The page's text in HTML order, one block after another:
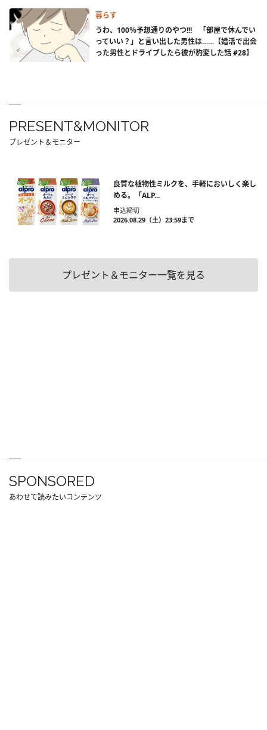
暮らす
うわ、100％予想通りのやつ!!! 「部屋で休んでい
っていい？」と言い出した男性は……【婚活で出会
った男性とドライブしたら彼が豹変した話 #28】
PRESENT&MONITOR
プレゼント＆モニター
良質な植物性ミルクを、手軽においしく楽し
める。「ALP...
申込締切
2026.08.29（土）23:59まで
プレゼント＆モニター一覧を見る
SPONSORED
あわせて読みたいコンテンツ